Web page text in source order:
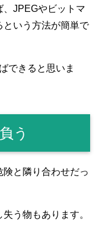
JPEGやビットマ
という方法が簡単で
できると思いま
う
と隣り合わせだっ
う物もあります。